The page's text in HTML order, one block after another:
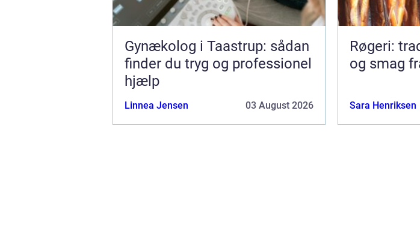
Gynækolog i Taastrup: sådan
finder du tryg og professionel
hjælp
Linnea Jensen 03 August 2026
Røgeri:
og smag
Sara Henriksen